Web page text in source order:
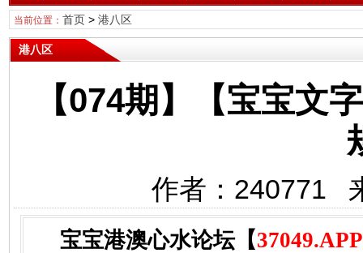
当前位置： 首页> 港八区
港八区
【074期】【宝宝文
作者：240771
宝宝港澳心水论坛【37049.APP